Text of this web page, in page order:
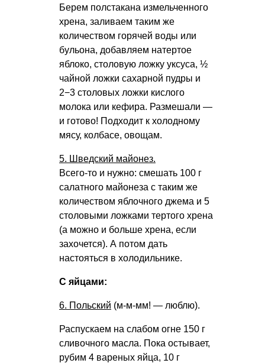
Берем полстакана измельченного
хрена, заливаем таким же
количеством горячей воды или
бульона, добавляем натертое
яблоко, столовую ложку уксуса, ½
чайной ложки сахарной пудры и
2−3 столовых ложки кислого
молока или кефира. Размешали —
и готово! Подходит к холодному
мясу, колбасе, овощам.
5. Шведский майонез.
Всего-то и нужно: смешать 100 г
салатного майонеза с таким же
количеством яблочного джема и 5
столовыми ложками тертого хрена
(а можно и больше хрена, если
захочется). А потом дать
настояться в холодильнике.
С яйцами:
6. Польский (м-м-мм! — люблю).
Распускаем на слабом огне 150 г
сливочного масла. Пока остывает,
рубим 4 вареных яйца, 10 г